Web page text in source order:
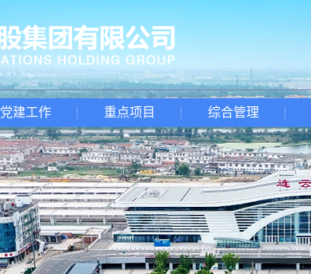
党建工作 重点项目 综合管理